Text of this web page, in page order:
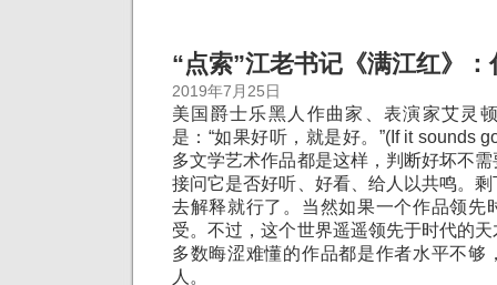
“点索”江老书记《满江红》
2019年7月25日
美国爵士乐黑人作曲家、表演家艾灵
是：“如果好听，就是好。”(If it sounds
多文学艺术作品都是这样，判断好坏不
接问它是否好听、好看、给人以共鸣。
去解释就行了。当然如果一个作品领先
受。不过，这个世界遥遥领先于时代的
多数晦涩难懂的作品都是作者水平不够
人。